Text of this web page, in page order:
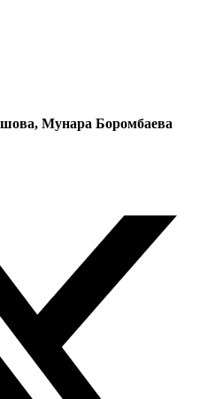
Мунара Боромбаева